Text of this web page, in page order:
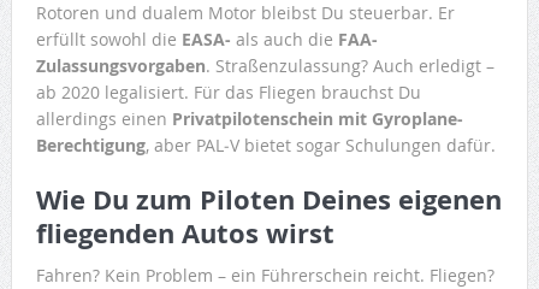
Rotoren und dualem Motor bleibst Du steuerbar. Er
erfüllt sowohl die EASA- als auch die FAA-
Zulassungsvorgaben. Straßenzulassung? Auch erledigt –
ab 2020 legalisiert. Für das Fliegen brauchst Du
allerdings einen Privatpilotenschein mit Gyroplane-
Berechtigung, aber PAL‑V bietet sogar Schulungen dafür.
Wie Du zum Piloten Deines eigenen
fliegenden Autos wirst
Fahren? Kein Problem – ein Führerschein reicht. Fliegen?